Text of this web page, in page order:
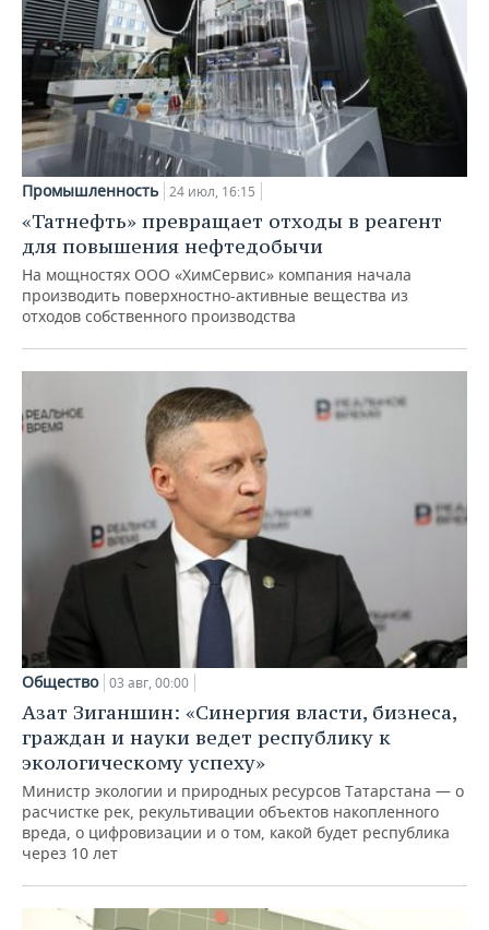
Промышленность 24 июл, 16:15
«Татнефть» превращает отходы в реагент
для повышения нефтедобычи
На мощностях ООО «ХимСервис» компания начала
производить поверхностно-активные вещества из
отходов собственного производства
Общество 03 авг, 00:00
Азат Зиганшин: «Синергия власти, бизнеса,
граждан и науки ведет республику к
экологическому успеху»
Министр экологии и природных ресурсов Татарстана — о
расчистке рек, рекультивации объектов накопленного
вреда, о цифровизации и о том, какой будет республика
через 10 лет